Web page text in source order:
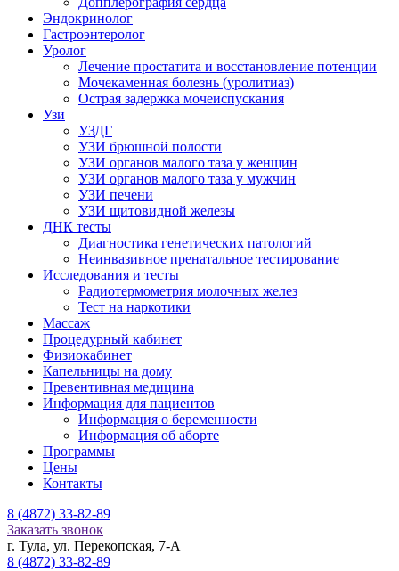
Эндокринолог
Гастроэнтеролог
Уролог
Лечение простатита и восстановление потенции
Мочекаменная болезнь (уролитиаз)
Острая задержка мочеиспускания
Узи
УЗДГ
УЗИ брюшной полости
УЗИ органов малого таза у женщин
УЗИ органов малого таза у мужчин
УЗИ печени
УЗИ щитовидной железы
ДНК тесты
Диагностика генетических патологий
Неинвазивное пренатальное тестирование
Исследования и тесты
Радиотермометрия молочных желез
Тест на наркотики
Массаж
Процедурный кабинет
Физиокабинет
Капельницы на дому
Превентивная медицина
Информация для пациентов
Информация о беременности
Информация об аборте
Программы
Цены
Контакты
8 (4872) 33-82-89
Заказать звонок
г. Тула, ул. Перекопская, 7-А
8 (4872) 33-82-89